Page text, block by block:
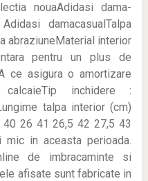
nouaAdidasi dama-
damacasualTalpa
abraziuneMaterial interior
pentru un plus de
ce asigura o amortizare
calcaieTip inchidere :
talpa interior (cm)
26 41 26,5 42 27,5 43
in aceasta perioada.
de imbracaminte si
afisate sunt fabricate in